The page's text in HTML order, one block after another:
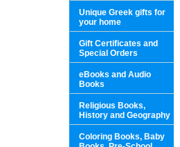
Unique Greek gifts for
your home
Gift Certificates and
Special Orders
eBooks and Audio
Books
Religious Books,
History and Geography
Coloring Books, Baby